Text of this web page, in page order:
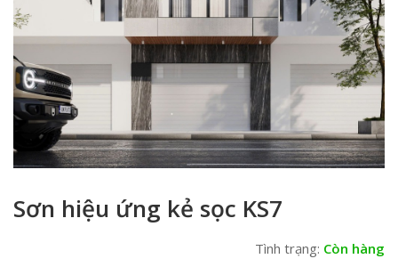
Sơn hiệu ứng kẻ sọc KS7
Tình trạng: Còn hàng